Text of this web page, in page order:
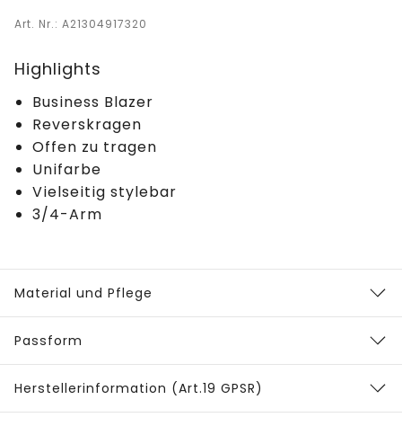
Art. Nr.: A21304917320
Highlights
Business Blazer
Reverskragen
Offen zu tragen
Unifarbe
Vielseitig stylebar
3/4-Arm
Material und Pflege
Passform
Herstellerinformation (Art.19 GPSR)